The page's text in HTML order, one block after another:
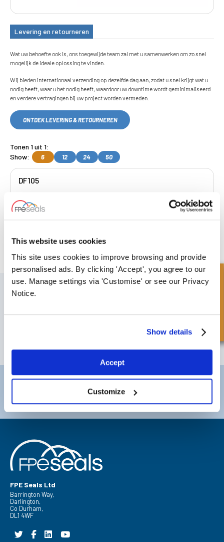
This website uses cookies
This site uses cookies to improve browsing and provide
personalised ads. By clicking 'Accept', you agree to our
use. Manage settings via 'Customise' or see our Privacy
Notice.
Show details
Accept
Customize
Levering en retourneren
Wat uw behoefte ook is, ons toegewijde team zal met u samenwerken om zo snel
mogelijk de ideale oplossing te vinden.
Wij bieden internationaal verzending op dezelfde dag aan, zodat u snel krijgt wat u
nodig heeft, waar u het nodig heeft, waardoor uw downtime wordt geminimaliseerd
en verdere vertragingen bij uw project worden vermeden.
ONTDEK LEVERING & RETOURNEREN
Tonen 1 uit 1:
Show:
6 12 24 50
DF105
Gratis collectiebeschikbaar, OF kies
volgende dag geleverd.
SCHRIJF JE IN VOOR ONZE NIEUWSBRIEF
Darlington
+44 (0) 1325 282732
Email:sales@fpeseals.com
Doncaster
Telefoon:
Email:
FPE Seals Ltd
Barrington Way,
Darlington,
Co Durham,
DL1 4WF
Snel onderzoek